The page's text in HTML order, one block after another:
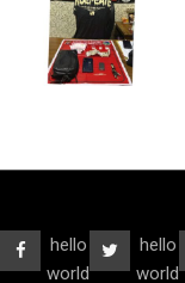
hello
world
hello
world